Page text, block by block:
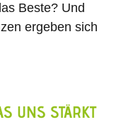
Beste? Und
ergeben sich
UNS STÄRKT